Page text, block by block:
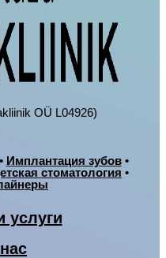
OÜ L04926)
Имплантация зубов•
стоматология •
услуги